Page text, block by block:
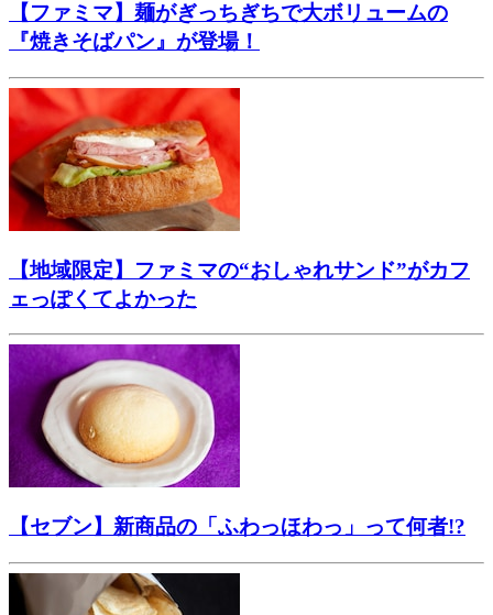
【ファミマ】麺がぎっちぎちで大ボリュームの
『焼きそばパン』が登場！
【地域限定】ファミマの“おしゃれサンド”がカフ
ェっぽくてよかった
【セブン】新商品の「ふわっほわっ」って何者!?